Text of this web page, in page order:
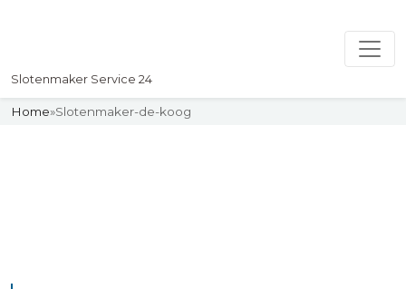
Slotenmaker Service 24
Home»Slotenmaker-de-koog